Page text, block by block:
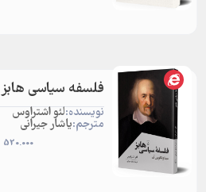
فلسفه سیاسی هابز
نویسنده:لئو اشتراوس
مترجم:یاشار جیرانی
520.000